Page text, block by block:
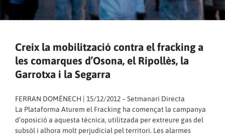
Creix la mobilització contra el fracking a
les comarques d’Osona, el Ripollès, la
Garrotxa i la Segarra
FERRAN DOMÈNECH | 15/12/2012 – Setmanari Directa
La Plataforma Aturem el Fracking ha començat la campanya
d’oposició a aquesta tècnica, utilitzada per extreure gas del
subsòl i alhora molt perjudicial pel territori. Les alarmes